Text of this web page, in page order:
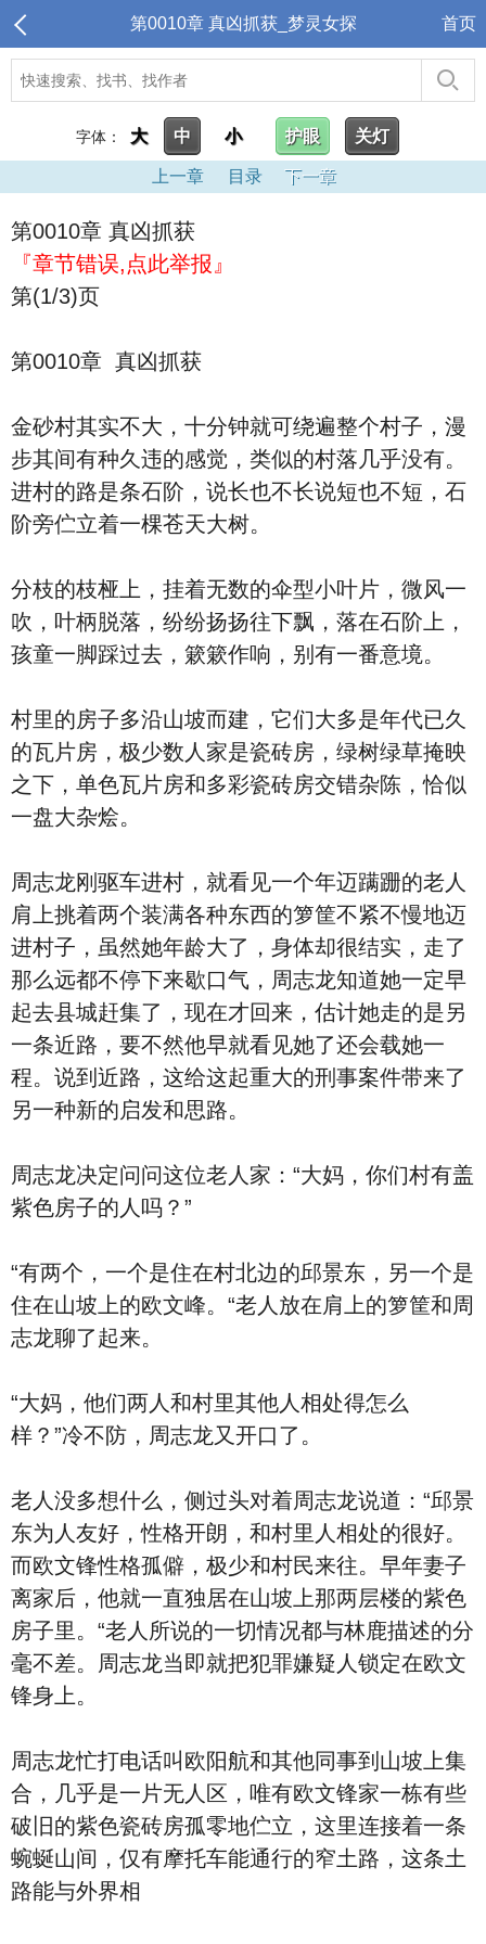
第0010章 真凶抓获_梦灵女探 首页
字体： 大 中 小 护眼 关灯
上一章 目录 下一章
第0010章 真凶抓获
『章节错误,点此举报』
第(1/3)页
第0010章 真凶抓获
金砂村其实不大，十分钟就可绕遍整个村子，漫
步其间有种久违的感觉，类似的村落几乎没有。
进村的路是条石阶，说长也不长说短也不短，石
阶旁伫立着一棵苍天大树。
分枝的枝桠上，挂着无数的伞型小叶片，微风一
吹，叶柄脱落，纷纷扬扬往下飘，落在石阶上，
孩童一脚踩过去，簌簌作响，别有一番意境。
村里的房子多沿山坡而建，它们大多是年代已久
的瓦片房，极少数人家是瓷砖房，绿树绿草掩映
之下，单色瓦片房和多彩瓷砖房交错杂陈，恰似
一盘大杂烩。
周志龙刚驱车进村，就看见一个年迈蹒跚的老人
肩上挑着两个装满各种东西的箩筐不紧不慢地迈
进村子，虽然她年龄大了，身体却很结实，走了
那么远都不停下来歇口气，周志龙知道她一定早
起去县城赶集了，现在才回来，估计她走的是另
一条近路，要不然他早就看见她了还会载她一
程。说到近路，这给这起重大的刑事案件带来了
另一种新的启发和思路。
周志龙决定问问这位老人家：“大妈，你们村有盖
紫色房子的人吗？”
“有两个，一个是住在村北边的邱景东，另一个是
住在山坡上的欧文峰。“老人放在肩上的箩筐和周
志龙聊了起来。
“大妈，他们两人和村里其他人相处得怎么
样？”冷不防，周志龙又开口了。
老人没多想什么，侧过头对着周志龙说道：“邱景
东为人友好，性格开朗，和村里人相处的很好。
而欧文锋性格孤僻，极少和村民来往。早年妻子
离家后，他就一直独居在山坡上那两层楼的紫色
房子里。“老人所说的一切情况都与林鹿描述的分
毫不差。周志龙当即就把犯罪嫌疑人锁定在欧文
锋身上。
周志龙忙打电话叫欧阳航和其他同事到山坡上集
合，几乎是一片无人区，唯有欧文锋家一栋有些
破旧的紫色瓷砖房孤零地伫立，这里连接着一条
蜿蜒山间，仅有摩托车能通行的窄土路，这条土
路能与外界相